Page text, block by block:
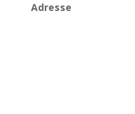
Adresse